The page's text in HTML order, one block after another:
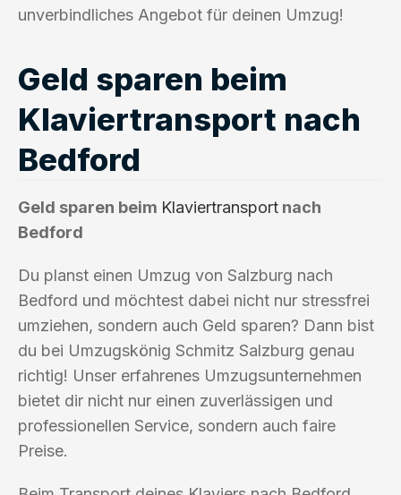
unverbindliches Angebot für deinen Umzug!
Geld sparen beim
Klaviertransport nach
Bedford
Geld sparen beim Klaviertransport nach
Bedford
Du planst einen Umzug von Salzburg nach
Bedford und möchtest dabei nicht nur stressfrei
umziehen, sondern auch Geld sparen? Dann bist
du bei Umzugskönig Schmitz Salzburg genau
richtig! Unser erfahrenes Umzugsunternehmen
bietet dir nicht nur einen zuverlässigen und
professionellen Service, sondern auch faire
Preise.